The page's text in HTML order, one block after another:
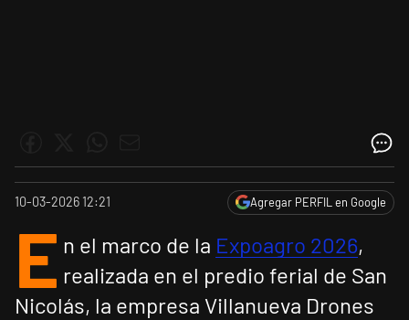
10-03-2026 12:21 Agregar PERFIL en Google
E n el marco de la Expoagro 2026,
realizada en el predio ferial de San
Nicolás, la empresa Villanueva Drones